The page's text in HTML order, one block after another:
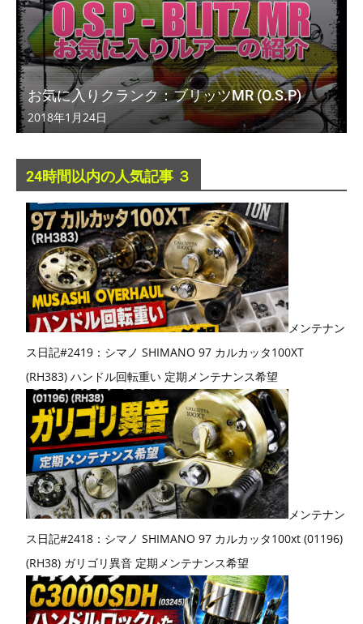
お気に入りクランク：ブリッツMR (O.S.P)
2018年1月24日
24時間以内の人気記事 ３
メンテナン
ス日記#2419：シマノ SHIMANO 97 カルカッタ100XT
(RH383) ハンドル回転重い 定期メンテナンス希望
メンテナン
ス日記#2418：シマノ SHIMANO 97 カルカッタ100xt (01196)
(RH38) ガリゴリ異音 定期メンテナンス希望